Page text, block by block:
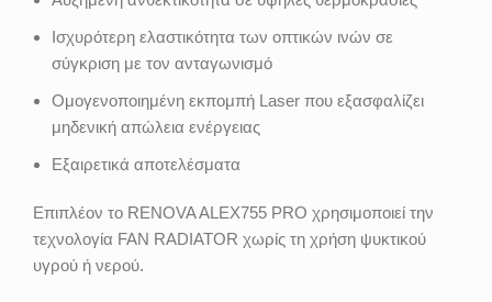
Ισχυρότερη ελαστικότητα των οπτικών ινών σε
σύγκριση με τον ανταγωνισμό
Ομογενοποιημένη εκπομπή Laser που εξασφαλίζει
μηδενική απώλεια ενέργειας
Εξαιρετικά αποτελέσματα
Επιπλέον το RENOVA ALEX755 PRO χρησιμοποιεί την
τεχνολογία FAN RADIATOR χωρίς τη χρήση ψυκτικού
υγρού ή νερού.